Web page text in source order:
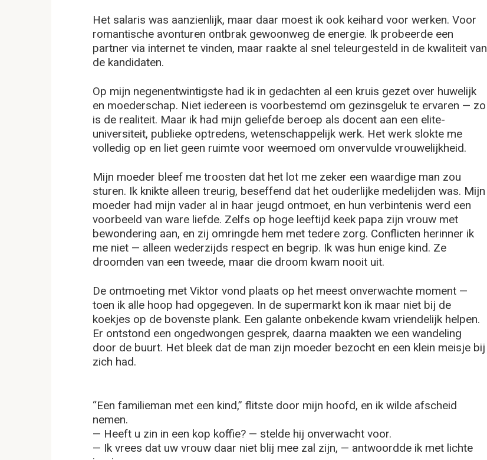
Het salaris was aanzienlijk, maar daar moest ik ook keihard voor werken. Voor
romantische avonturen ontbrak gewoonweg de energie. Ik probeerde een
partner via internet te vinden, maar raakte al snel teleurgesteld in de kwaliteit van
de kandidaten.
Op mijn negenentwintigste had ik in gedachten al een kruis gezet over huwelijk
en moederschap. Niet iedereen is voorbestemd om gezinsgeluk te ervaren — zo
is de realiteit. Maar ik had mijn geliefde beroep als docent aan een elite-
universiteit, publieke optredens, wetenschappelijk werk. Het werk slokte me
volledig op en liet geen ruimte voor weemoed om onvervulde vrouwelijkheid.
Mijn moeder bleef me troosten dat het lot me zeker een waardige man zou
sturen. Ik knikte alleen treurig, beseffend dat het ouderlijke medelijden was. Mijn
moeder had mijn vader al in haar jeugd ontmoet, en hun verbintenis werd een
voorbeeld van ware liefde. Zelfs op hoge leeftijd keek papa zijn vrouw met
bewondering aan, en zij omringde hem met tedere zorg. Conflicten herinner ik
me niet — alleen wederzijds respect en begrip. Ik was hun enige kind. Ze
droomden van een tweede, maar die droom kwam nooit uit.
De ontmoeting met Viktor vond plaats op het meest onverwachte moment —
toen ik alle hoop had opgegeven. In de supermarkt kon ik maar niet bij de
koekjes op de bovenste plank. Een galante onbekende kwam vriendelijk helpen.
Er ontstond een ongedwongen gesprek, daarna maakten we een wandeling
door de buurt. Het bleek dat de man zijn moeder bezocht en een klein meisje bij
zich had.
“Een familieman met een kind,” flitste door mijn hoofd, en ik wilde afscheid
nemen.
— Heeft u zin in een kop koffie? — stelde hij onverwacht voor.
— Ik vrees dat uw vrouw daar niet blij mee zal zijn, — antwoordde ik met lichte